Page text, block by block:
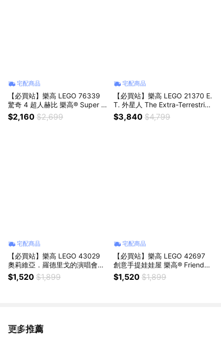
宅配商品
【必買站】樂高 LEGO 76339
驚奇 4 超人赫比 樂高® Super H
eroes系列
$2,160 $2,699
宅配商品
【必買站】樂高 LEGO 21370 E.
T. 外星人 The Extra-Terrestrial
樂高® Ideas系列
$3,840 $4,799
宅配商品
【必買站】樂高 LEGO 43029
奧莉維亞．羅德里戈的演唱會之
月 樂高® Editions系列
$1,520 $1,899
宅配商品
【必買站】樂高 LEGO 42697
創意手提娃娃屋 樂高® Friends
系列
$1,520 $1,899
更多推薦
看更多